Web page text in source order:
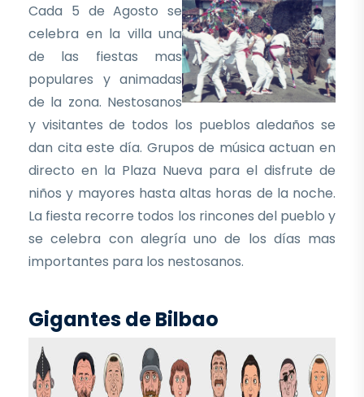
Cada 5 de Agosto se
celebra en la villa una
de las fiestas mas
populares y animadas
de la zona. Nestosanos
y visitantes de todos los pueblos aledaños se
dan cita este día. Grupos de música actuan en
directo en la Plaza Nueva para el disfrute de
niños y mayores hasta altas horas de la noche.
La fiesta recorre todos los rincones del pueblo y
se celebra con alegría uno de los días mas
importantes para los nestosanos.
Gigantes de Bilbao